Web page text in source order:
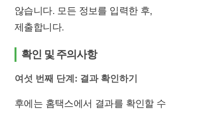
않습니다. 모든 정보를 입력한 후,
제출합니다.
확인 및 주의사항
여섯 번째 단계: 결과 확인하기
후에는 홈택스에서 결과를 확인할 수